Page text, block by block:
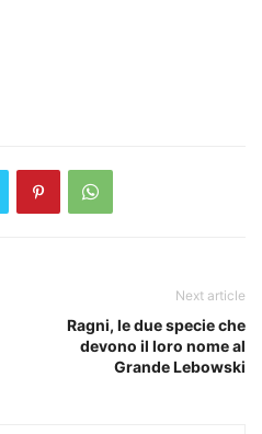
Next article
Ragni, le due specie che
devono il loro nome al
Grande Lebowski